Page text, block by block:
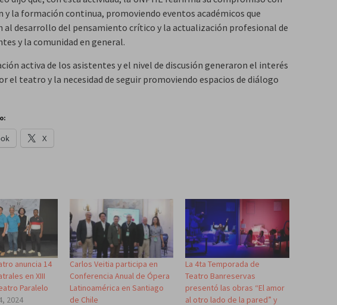
y la formación continua, promoviendo eventos académicos que
al desarrollo del pensamiento crítico y la actualización profesional de
y la comunidad en general.
activa de los asistentes y el nivel de discusión generaron el interés
el teatro y la necesidad de seguir promoviendo espacios de diálogo
X
anuncia 14
en XIII
Paralelo
2024
Carlos Veitia participa en
Conferencia Anual de Ópera
Latinoamérica en Santiago
de Chile
La 4ta Temporada de
Teatro Banreservas
presentó las obras “El amor
al otro lado de la pared” y